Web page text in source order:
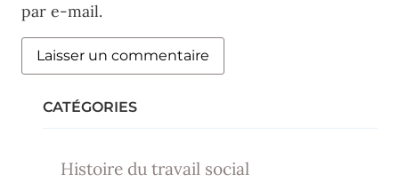
par e-mail.
CATÉGORIES
Histoire du travail social